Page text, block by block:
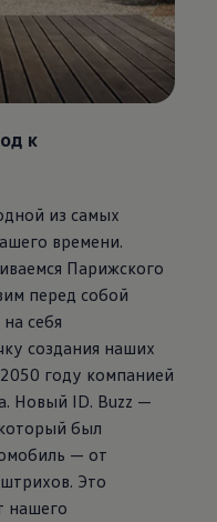
к
из самых
времени.
Парижского
перед собой
себя
создания наших
году компанией
Новый ID. Buzz —
был
— от
Это
нашего